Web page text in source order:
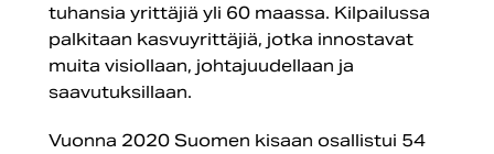
tuhansia yrittäjiä yli 60 maassa. Kilpailussa
palkitaan kasvuyrittäjiä, jotka innostavat
muita visiollaan, johtajuudellaan ja
saavutuksillaan.
Vuonna 2020 Suomen kisaan osallistui 54